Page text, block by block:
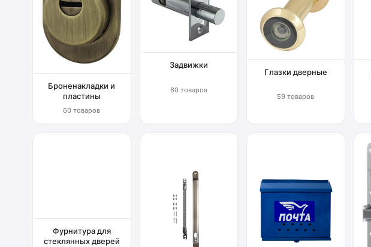
Броненакладки и
пластины
60 товаров
Задвижки
60 товаров
Глазки дверные
59 товаров
Фурнитура для
стеклянных дверей